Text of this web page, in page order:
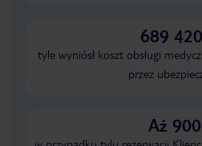
689
tyle wyniósł koszt obsługi
przez
Aż